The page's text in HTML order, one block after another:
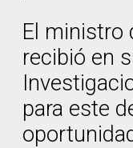
El ministro
recibió en
para este